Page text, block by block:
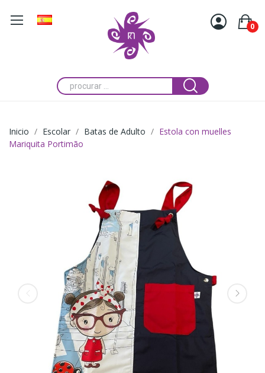
0
Inicio Escolar Batas de Adulto
Estola con muelles
Mariquita Portimão